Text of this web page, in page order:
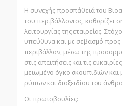
H συνεχής προσπάθειά του
του περιβάλλοντος, καθορίζει
λειτουργίας της εταιρείας.
υπεύθυνα και με σεβασμό
περιβάλλον, μέσω της
στις απαιτήσεις και τις
μειωμένο όγκο σκουπιδιών
ρύπων και διοξειδίου του
Οι πρωτοβουλίες: